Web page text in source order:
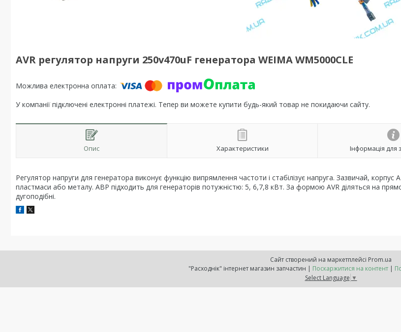
AVR регулятор напруги 250v470uF генератора WEIMA WM5000CLE
У компанії підключені електронні платежі. Тепер ви можете купити будь-який товар не покидаючи сайту.
Опис Характеристики Інформація для
Регулятор напруги для генератора виконує функцію випрямлення частоти і стабілізує напруга. Зазвичай, корпус
пластмаси або металу. АВР підходить для генераторів потужністю: 5, 6,7,8 кВт. За формою AVR діляться на
дугоподібні.
Сайт створений на маркетплейсі Prom.ua
"Расходнік" інтернет магазин запчастин | Поскаржитися на контент |
Select Language ▼